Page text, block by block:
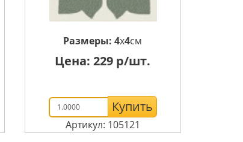
Размеры:4x4см
Цена:229 р/шт.
Купить
Артикул: 105121